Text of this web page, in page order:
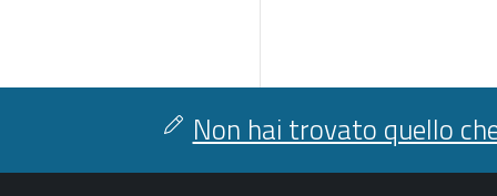
Non hai trovato quello